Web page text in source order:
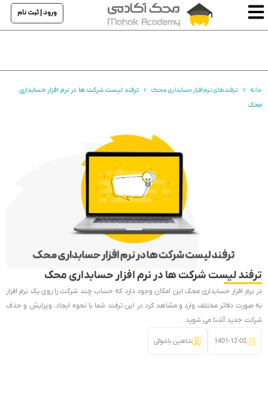
ورود | ثبت نام
خانه ترفند های نرم افزار حسابداری محک
ترفند لیست شرکت ها در نرم افزار حسابداری
محک
ترفند لیست شرکت ها در نرم افزار حسابداری محک
در نرم افزار حسابداری محک این امکان وجود دارد که حساب چند شرکت را روی یک نرم افزار
به صورت دفاتر مختلف وارد و مشاهد کرد در این ترفند شما با نحوه ایجاد، ویرایش و حذف
شرکت جدید آشنا می شوید.
1401-12-02 شاهین باشوکی